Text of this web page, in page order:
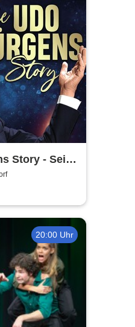
Story - Sein
seine
2026
20:00 Uhr